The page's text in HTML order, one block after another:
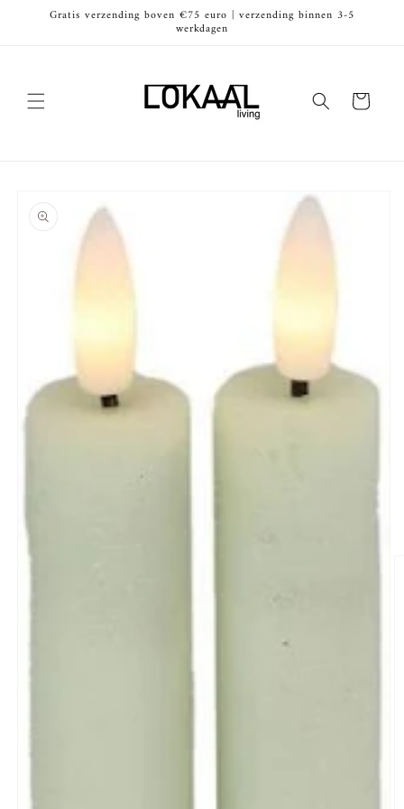
naar de
Gratis verzending boven €75 euro | verzending binnen 3-5
werkdagen
Winkelwagen